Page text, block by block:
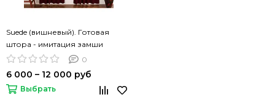
Suede (вишневый). Готовая
штора - имитация замши
0
6 000 – 12 000 руб
Выбрать